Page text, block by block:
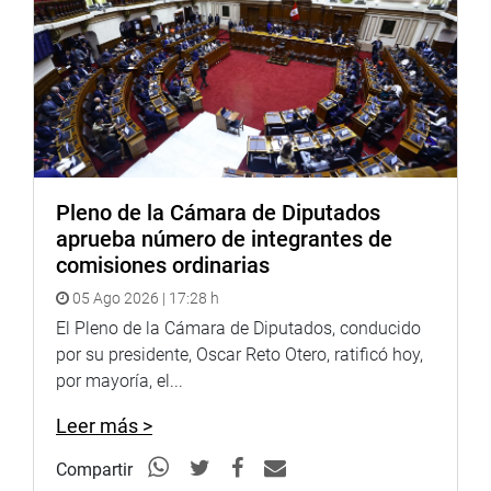
PIURA
El congresista Miguel Ciccia Vásquez sostuvo una
reunión con los vecinos del Centro Poblado Loma Negra,
en el distrito de La Arena, junto a autoridades y
representantes comunales, donde recogió demandas
Pleno de la Cámara de Diputados
aprueba número de integrantes de
comisiones ordinarias
05 Ago 2026 | 17:28 h
El Pleno de la Cámara de Diputados, conducido
por su presidente, Oscar Reto Otero, ratificó hoy,
por mayoría, el...
Leer más >
Compartir